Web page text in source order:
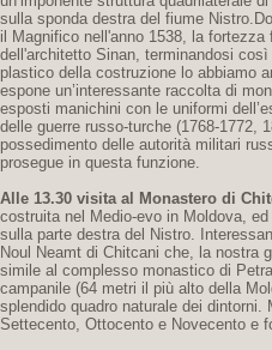
sulla sponda destra del fiume
il Magnifico nell'anno 1538, la
dell'architetto Sinan, terminandosi
plastico della costruzione lo abbiamo
espone un’interessante raccolta di
esposti manichini con le uniformi
delle guerre russo-turche (1768-1772,
possedimento delle autorità militari
prosegue in questa funzione.
Alle 13.30 visita al Monastero di
costruita nel Medio-evo in Moldova,
sulla parte destra del Nistro.
Noul Neamt di Chitcani che, la nostra
simile al complesso monastico di
campanile (64 metri il più alto della
splendido quadro naturale dei dintorni.
Settecento, Ottocento e Novecento e